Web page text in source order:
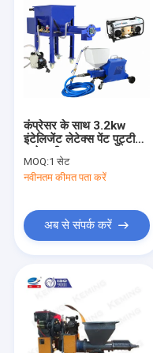
वीआर दिखाएँ
कंप्रेसर के साथ 3.2kw
इंटेलिजेंट लेटेक्स पेंट पुट्टी
स्प्रे मशीन 16L
MOQ:1 सेट
नवीनतम कीमत पता करें
अब से संपर्क करें